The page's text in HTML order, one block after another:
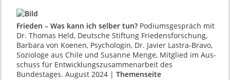
Frieden – Was kann ich selber tun?Podiums­gespräch mit
Dr. Thomas Held, Deutsche Stif­tung Friedensforschung,
Barbara von Koenen, Psychologin, Dr. Javier Lastra-Bravo,
Soziologe aus Chile und Susanne Menge, Mitglied im Aus­
schuss für Entwicklungszusammenarbeit des
Bundestages. August 2024 | Themenseite